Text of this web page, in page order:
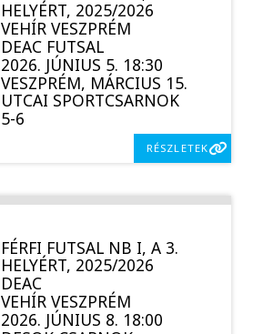
HELYÉRT, 2025/2026
VEHÍR VESZPRÉM
DEAC FUTSAL
2026. JÚNIUS 5. 18:30
VESZPRÉM, MÁRCIUS 15.
UTCAI SPORTCSARNOK
5-6
RÉSZLETEK
FÉRFI FUTSAL NB I, A 3.
HELYÉRT, 2025/2026
DEAC
VEHÍR VESZPRÉM
2026. JÚNIUS 8. 18:00